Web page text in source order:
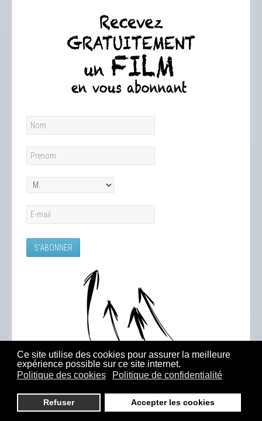
Ce site utilise des cookies pour assurer la meilleure
expérience possible sur ce site internet.
Politique des cookies
Politique de confidentialité
Refuser Accepter les cookies